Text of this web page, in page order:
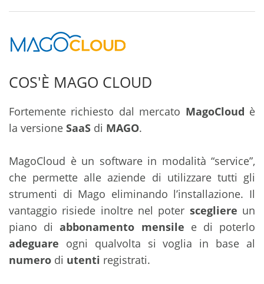
COS'È MAGO CLOUD
Fortemente richiesto dal mercato MagoCloud è
la versione SaaS di MAGO.
MagoCloud è un software in modalità “service”,
che permette alle aziende di utilizzare tutti gli
strumenti di Mago eliminando l’installazione. Il
vantaggio risiede inoltre nel poter scegliere un
piano diabbonamento mensile e di poterlo
adeguare ogni qualvolta si voglia in base al
numero di utenti registrati.